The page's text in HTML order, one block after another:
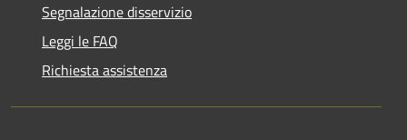
Segnalazione disservizio
Leggi le FAQ
Richiesta assistenza